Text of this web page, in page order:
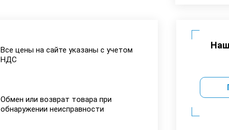
Все цены на сайте указаны с учетом
НДС
Обмен или возврат товара при
обнаружении неисправности